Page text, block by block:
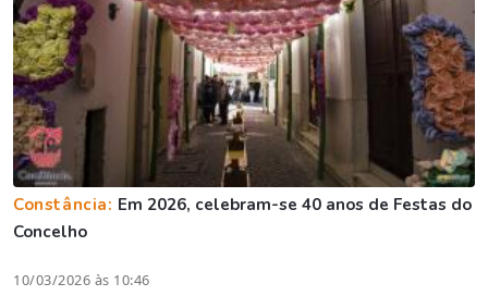
Constância: Em 2026, celebram-se 40 anos de Festas do
Concelho
10/03/2026 às 10:46